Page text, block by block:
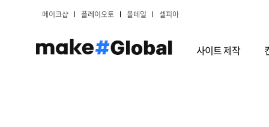
메이크샵 플레이오토 몰테일 셀피아
사이트 제작